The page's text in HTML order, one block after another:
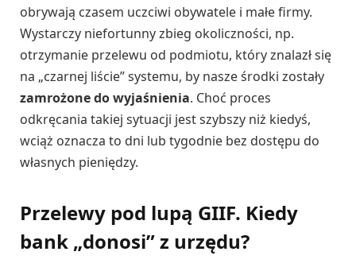
obrywają czasem uczciwi obywatele i małe firmy.
Wystarczy niefortunny zbieg okoliczności, np.
otrzymanie przelewu od podmiotu, który znalazł się
na „czarnej liście” systemu, by nasze środki zostały
zamrożone do wyjaśnienia. Choć proces
odkręcania takiej sytuacji jest szybszy niż kiedyś,
wciąż oznacza to dni lub tygodnie bez dostępu do
własnych pieniędzy.
Przelewy pod lupą GIIF. Kiedy
bank „donosi” z urzędu?